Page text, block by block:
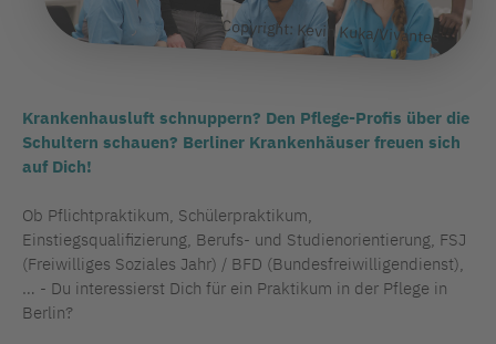
Copyright: Kevin Kuka/Vivantes
Krankenhausluft schnuppern? Den Pflege-Profis über die
Schultern schauen? Berliner Krankenhäuser freuen sich
auf Dich!
Ob Pflichtpraktikum, Schülerpraktikum,
Einstiegsqualifizierung, Berufs- und Studienorientierung, FSJ
(Freiwilliges Soziales Jahr) / BFD (Bundesfreiwilligendienst),
… - Du interessierst Dich für ein Praktikum in der Pflege in
Berlin?